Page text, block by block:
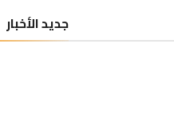
جديد الأخبار